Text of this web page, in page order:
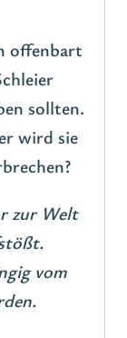
offenbart
sollten.
wird sie
zur Welt
vom